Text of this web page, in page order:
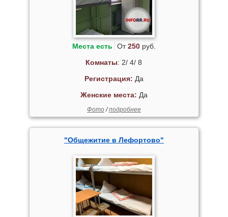
Места есть От250руб.
Комнаты: 2/ 4/ 8
Регистрация: Да
Женские места: Да
Фото/подробнее
"Общежитие в Лефортово"